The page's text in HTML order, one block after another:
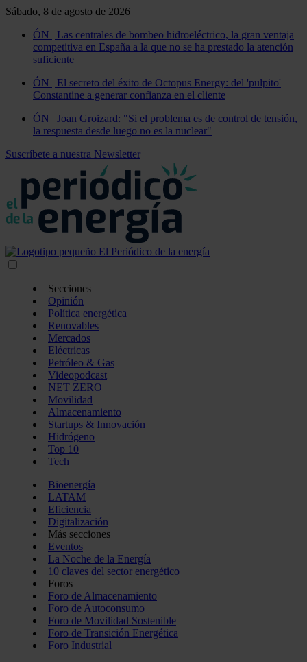
Sábado, 8 de agosto de 2026
ÓN | Las centrales de bombeo hidroeléctrico, la gran ventaja
competitiva en España a la que no se ha prestado la atención
suficiente
ÓN | El secreto del éxito de Octopus Energy: del 'pulpito'
Constantine a generar confianza en el cliente
ÓN | Joan Groizard: "Si el problema es de control de tensión,
la respuesta desde luego no es la nuclear"
Suscríbete a nuestra Newsletter
Secciones
Opinión
Política energética
Renovables
Mercados
Eléctricas
Petróleo & Gas
Videopodcast
NET ZERO
Movilidad
Almacenamiento
Startups & Innovación
Hidrógeno
Top 10
Tech
Bioenergía
LATAM
Eficiencia
Digitalización
Más secciones
Eventos
La Noche de la Energía
10 claves del sector energético
Foros
Foro de Almacenamiento
Foro de Autoconsumo
Foro de Movilidad Sostenible
Foro de Transición Energética
Foro Industrial